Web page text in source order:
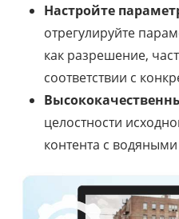
Настройте
отрегулируйте
как разрешение,
соответствии с
целостности
контента с